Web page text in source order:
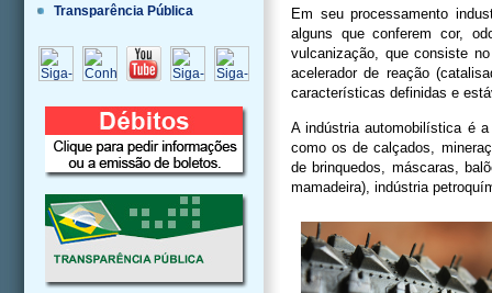
Transparência Pública
Em seu processamento
alguns que conferem cor,
vulcanização, que consiste
acelerador de reação
características definidas e
A indústria automobilística é
como os de calçados,
de brinquedos, máscaras,
mamadeira), indústria